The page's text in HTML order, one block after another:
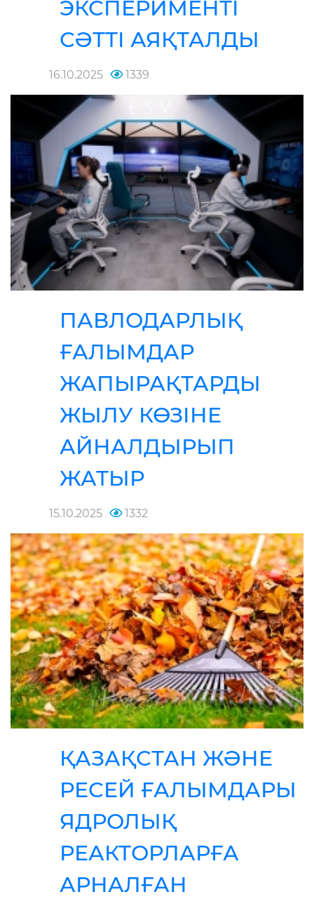
ЭКСПЕРИМЕНТІ
СӘТТІ АЯҚТАЛДЫ
16.10.2025 1339
ПАВЛОДАРЛЫҚ
ҒАЛЫМДАР
ЖАПЫРАҚТАРДЫ
ЖЫЛУ КӨЗІНЕ
АЙНАЛДЫРЫП
ЖАТЫР
15.10.2025 1332
ҚАЗАҚСТАН ЖӘНЕ
РЕСЕЙ ҒАЛЫМДАРЫ
ЯДРОЛЫҚ
РЕАКТОРЛАРҒА
АРНАЛҒАН